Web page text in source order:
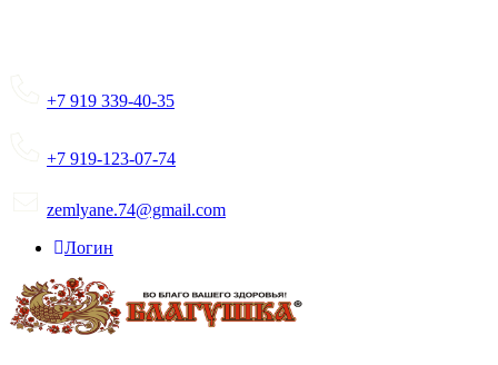
+7 919 339-40-35
+7 919-123-07-74
zemlyane.74@gmail.com
Логин